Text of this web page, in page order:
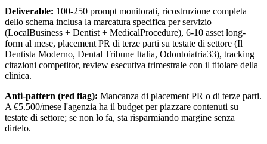
Deliverable: 100-250 prompt monitorati, ricostruzione completa
dello schema inclusa la marcatura specifica per servizio
(LocalBusiness + Dentist + MedicalProcedure), 6-10 asset long-
form al mese, placement PR di terze parti su testate di settore (Il
Dentista Moderno, Dental Tribune Italia, Odontoiatria33), tracking
citazioni competitor, review esecutiva trimestrale con il titolare della
clinica.
Anti-pattern (red flag): Mancanza di placement PR o di terze parti.
A €5.500/mese l'agenzia ha il budget per piazzare contenuti su
testate di settore; se non lo fa, sta risparmiando margine senza
dirtelo.